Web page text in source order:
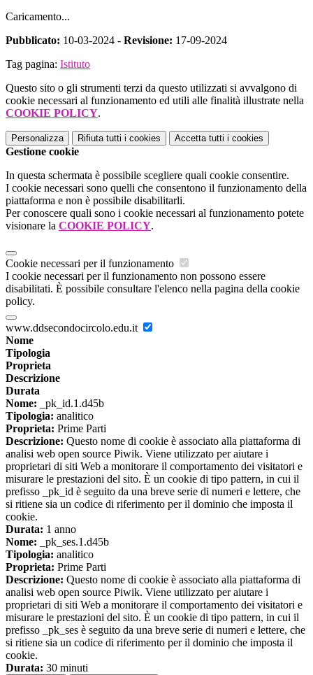
Caricamento...
Pubblicato: 10-03-2024 - Revisione: 17-09-2024
Tag pagina: Istituto
Questo sito o gli strumenti terzi da questo utilizzati si avvalgono di
cookie necessari al funzionamento ed utili alle finalità illustrate nella
COOKIE POLICY.
Personalizza Rifiuta tutti i cookies Accetta tutti i cookies
Gestione cookie
In questa schermata è possibile scegliere quali cookie consentire.
I cookie necessari sono quelli che consentono il funzionamento della
piattaforma e non è possibile disabilitarli.
Per conoscere quali sono i cookie necessari al funzionamento potete
visionare la COOKIE POLICY.
Cookie necessari per il funzionamento
I cookie necessari per il funzionamento non possono essere
disabilitati. È possibile consultare l'elenco nella pagina della cookie
policy.
www.ddsecondocircolo.edu.it
Nome
Tipologia
Proprieta
Descrizione
Durata
Nome: _pk_id.1.d45b
Tipologia: analitico
Proprieta: Prime Parti
Descrizione: Questo nome di cookie è associato alla piattaforma di
analisi web open source Piwik. Viene utilizzato per aiutare i
proprietari di siti Web a monitorare il comportamento dei visitatori e
misurare le prestazioni del sito. È un cookie di tipo pattern, in cui il
prefisso _pk_id è seguito da una breve serie di numeri e lettere, che
si ritiene sia un codice di riferimento per il dominio che imposta il
cookie.
Durata: 1 anno
Nome: _pk_ses.1.d45b
Tipologia: analitico
Proprieta: Prime Parti
Descrizione: Questo nome di cookie è associato alla piattaforma di
analisi web open source Piwik. Viene utilizzato per aiutare i
proprietari di siti Web a monitorare il comportamento dei visitatori e
misurare le prestazioni del sito. È un cookie di tipo pattern, in cui il
prefisso _pk_ses è seguito da una breve serie di numeri e lettere, che
si ritiene sia un codice di riferimento per il dominio che imposta il
cookie.
Durata: 30 minuti